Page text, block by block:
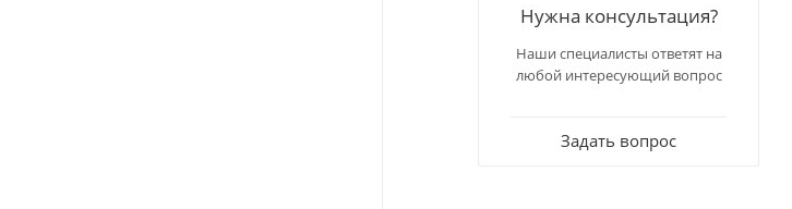
Нужна консультация?
Наши специалисты ответят на
любой интересующий вопрос
Задать вопрос